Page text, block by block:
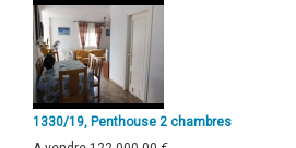
1330/19, Penthouse 2 chambres